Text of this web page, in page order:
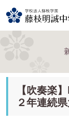
【吹奏楽
２年連続